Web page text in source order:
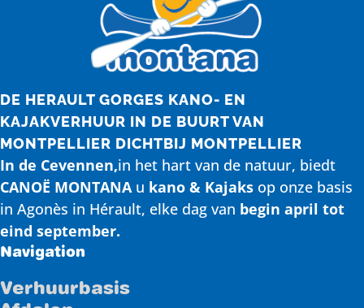
DE HERAULT GORGES KANO- EN
KAJAKVERHUUR IN DE BUURT VAN
MONTPELLIER DICHTBIJ MONTPELLIER
In de Cevennen,in het hart van de natuur, biedt
CANOË MONTANAu kano & Kajaks op onze basis
in Agonès in Hérault, elke dag van begin april tot
eind september.
Navigation
Verhuurbasis